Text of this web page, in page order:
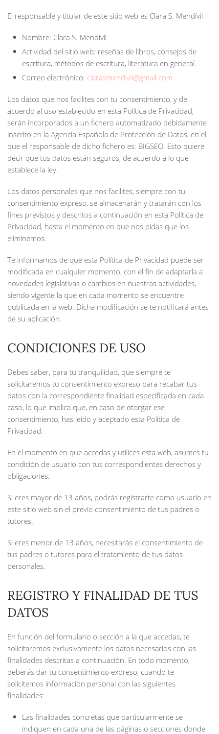
El responsable y titular de este sitio web es Clara S. Mendívil
Nombre: Clara S. Mendívil
Actividad del sitio web: reseñas de libros, consejos de
escritura, métodos de escritura, literatura en general.
Correo electrónico: clarasmendivil@gmail.com
Los datos que nos facilites con tu consentimiento, y de
acuerdo al uso establecido en esta Política de Privacidad,
serán incorporados a un fichero automatizado debidamente
inscrito en la Agencia Española de Protección de Datos, en el
que el responsable de dicho fichero es: BIGSEO. Esto quiere
decir que tus datos están seguros, de acuerdo a lo que
establece la ley.
Los datos personales que nos facilites, siempre con tu
consentimiento expreso, se almacenarán y tratarán con los
fines previstos y descritos a continuación en esta Política de
Privacidad, hasta el momento en que nos pidas que los
eliminemos.
Te informamos de que esta Política de Privacidad puede ser
modificada en cualquier momento, con el fin de adaptarla a
novedades legislativas o cambios en nuestras actividades,
siendo vigente la que en cada momento se encuentre
publicada en la web. Dicha modificación se te notificará antes
de su aplicación.
CONDICIONES DE USO
Debes saber, para tu tranquilidad, que siempre te
solicitaremos tu consentimiento expreso para recabar tus
datos con la correspondiente finalidad especificada en cada
caso, lo que implica que, en caso de otorgar ese
consentimiento, has leído y aceptado esta Política de
Privacidad.
En el momento en que accedas y utilices esta web, asumes tu
condición de usuario con tus correspondientes derechos y
obligaciones.
Si eres mayor de 13 años, podrás registrarte como usuario en
este sitio web sin el previo consentimiento de tus padres o
tutores.
Si eres menor de 13 años, necesitarás el consentimiento de
tus padres o tutores para el tratamiento de tus datos
personales.
REGISTRO Y FINALIDAD DE TUS
DATOS
En función del formulario o sección a la que accedas, te
solicitaremos exclusivamente los datos necesarios con las
finalidades descritas a continuación. En todo momento,
deberás dar tu consentimiento expreso, cuando te
solicitemos información personal con las siguientes
finalidades:
Las finalidades concretas que particularmente se
indiquen en cada una de las páginas o secciones donde